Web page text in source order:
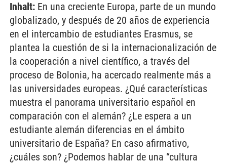
Inhalt: En una creciente Europa, parte de un mundo
globalizado, y después de 20 años de experiencia
en el intercambio de estudiantes Erasmus, se
plantea la cuestión de si la internacionalización de
la cooperación a nivel científico, a través del
proceso de Bolonia, ha acercado realmente más a
las universidades europeas. ¿Qué características
muestra el panorama universitario español en
comparación con el alemán? ¿Le espera a un
estudiante alemán diferencias en el ámbito
universitario de España? En caso afirmativo,
¿cuáles son? ¿Podemos hablar de una “cultura